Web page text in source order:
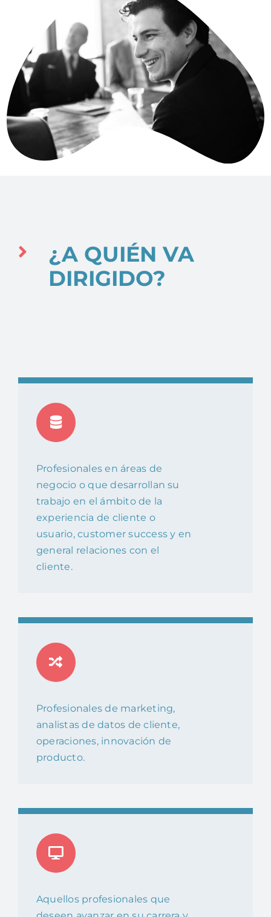
¿A QUIÉN VA
DIRIGIDO?
Profesionales en áreas de
negocio o que desarrollan su
trabajo en el ámbito de la
experiencia de cliente o
usuario, customer success y en
general relaciones con el
cliente.
Profesionales de marketing,
analistas de datos de cliente,
operaciones, innovación de
producto.
Aquellos profesionales que